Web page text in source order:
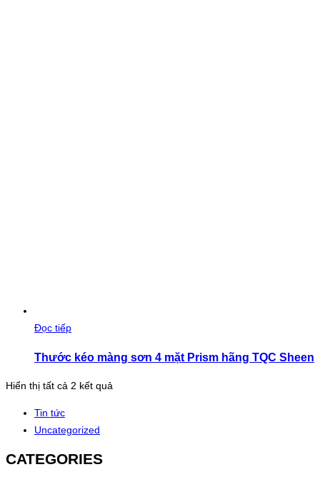
Đọc tiếp
Thước kéo màng sơn 4 mặt Prism hãng TQC Sheen
Hiển thị tất cả 2 kết quả
Tin tức
Uncategorized
CATEGORIES